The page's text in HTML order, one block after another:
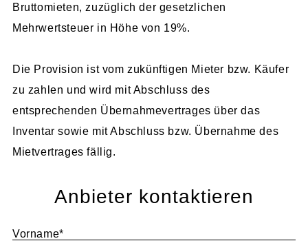
Bruttomieten, zuzüglich der gesetzlichen
Mehrwertsteuer in Höhe von 19%.
Die Provision ist vom zukünftigen Mieter bzw. Käufer
zu zahlen und wird mit Abschluss des
entsprechenden Übernahmevertrages über das
Inventar sowie mit Abschluss bzw. Übernahme des
Mietvertrages fällig.
Anbieter kontaktieren
Vorname*